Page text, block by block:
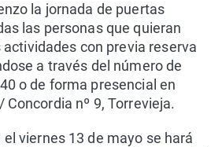
la jornada de puertas
las personas que quieran
con previa reserva
a través del número de
o de forma presencial en
Concordia nº 9, Torrevieja.
viernes 13 de mayo se hará